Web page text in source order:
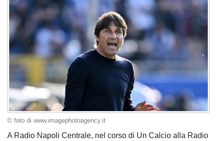
© foto di www.imagephotoagency.it
A Radio Napoli Centrale, nel corso di Un Calcio alla Radio